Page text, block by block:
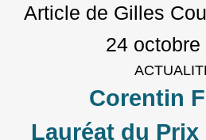
Article de Gilles
24 octobre
Corentin
Lauréat du Prix